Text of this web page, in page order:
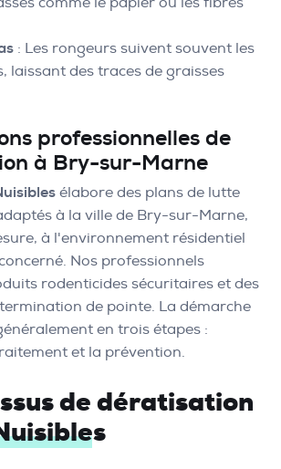
: Les rongeurs suivent souvent les
laissant des traces de graisses
professionnelles de
à Bry-sur-Marne
élabore des plans de lutte
à la ville de Bry-sur-Marne,
à l'environnement résidentiel
Nos professionnels
rodenticides sécuritaires et des
de pointe. La démarche
en trois étapes :
et la prévention.
de dératisation